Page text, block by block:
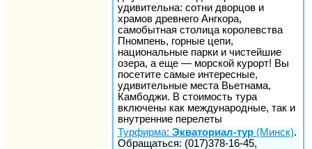
удивительна: сотни дворцов и
храмов древнего Ангкора,
самобытная столица королевства
Пномпень, горные цепи,
национальные парки и чистейшие
озера, а еще — морской курорт! Вы
посетите самые интересные,
удивительные места Вьетнама,
Камбоджи. В стоимость тура
включены как международные, так и
внутренние перелеты
Турфирма: Экваториал-тур (Минск).
Обращаться: (017)378-16-45,